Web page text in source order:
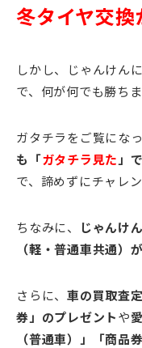
冬タイヤ交換
しかし、じゃんけん
で、何が何でも勝ち
ガタチラをご覧にな
も「ガタチラ見た 」
で、諦めずにチャレ
ちなみに、
じゃんけ
（軽・普通車共通）
さらに、 車の買取査
券」のプレゼントや
（普通車）」「商品